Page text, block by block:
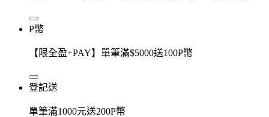
P幣
【限全盈+PAY】單筆滿$5000送100P幣
登記送
單筆滿1000元送200P幣